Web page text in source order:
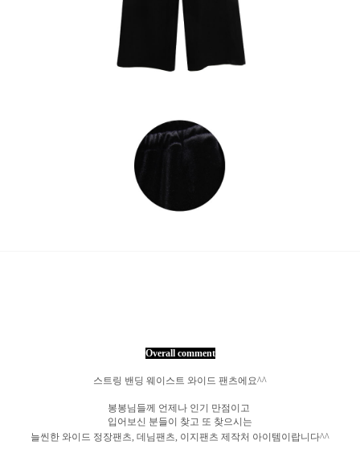
Overall comment
스트링 밴딩 웨이스트 와이드 팬츠에요^^
봉봉님들께 언제나 인기 만점이고
입어보신 분들이 찾고 또 찾으시는
늘씬한 와이드 정장팬츠, 데님팬츠, 이지팬츠 제작처 아이템이랍니다^^